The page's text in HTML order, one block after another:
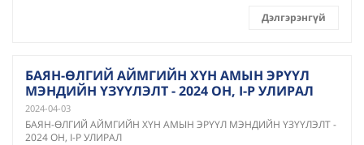
Дэлгэрэнгүй
БАЯН-ӨЛГИЙ АЙМГИЙН ХҮН АМЫН ЭРҮҮЛ
МЭНДИЙН ҮЗҮҮЛЭЛТ - 2024 ОН, I-Р УЛИРАЛ
2024-04-03
БАЯН-ӨЛГИЙ АЙМГИЙН ХҮН АМЫН ЭРҮҮЛ МЭНДИЙН ҮЗҮҮЛЭЛТ -
2024 ОН, I-Р УЛИРАЛ